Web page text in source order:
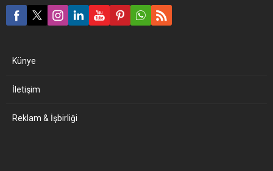
Künye
İletişim
Reklam & İşbirliği